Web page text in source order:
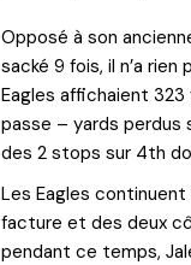
Opposé à son
sacké 9 fois, il n’a
Eagles affichaient
passe – yards perdus
des 2 stops sur 4th
Les Eagles
facture et des deux
pendant ce temps,